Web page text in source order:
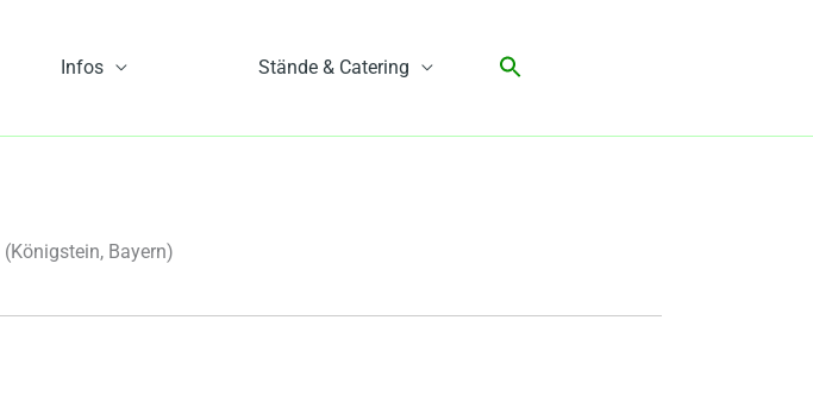
Infos Stände & Catering
(Königstein, Bayern)